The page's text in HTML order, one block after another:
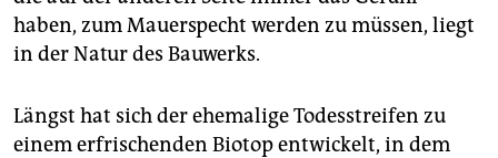
haben, zum Mauerspecht werden zu müssen, liegt
in der Natur des Bauwerks.
Längst hat sich der ehemalige Todesstreifen zu
einem erfrischenden Biotop entwickelt, in dem